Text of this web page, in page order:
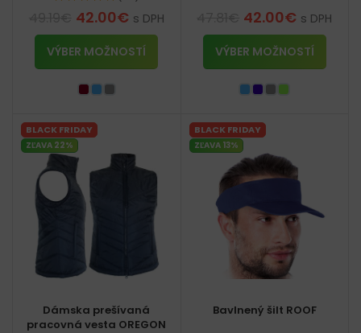
42.00€ s DPH
VÝBER MOŽNOSTÍ
42.00€ s DPH
VÝBER MOŽNOSTÍ
BLACK FRIDAY
ZĽAVA 22%
Dámska prešívaná
pracovná vesta OREGON
BLACK FRIDAY
ZĽAVA 13%
Bavlnený šilt ROOF